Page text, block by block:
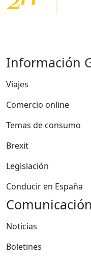
Información
Viajes
Comercio online
Temas de consumo
Brexit
Legislación
Conducir en España
Comunicación
Noticias
Boletines